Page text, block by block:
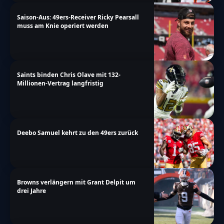
Saison-Aus: 49ers-Receiver Ricky Pearsall
muss am Knie operiert werden
Saints binden Chris Olave mit 132-
Millionen-Vertrag langfristig
Deebo Samuel kehrt zu den 49ers zurück
Browns verlängern mit Grant Delpit um
drei Jahre